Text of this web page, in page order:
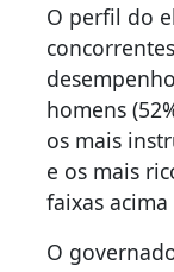
O perfil do
homens
os mais
e os mais
faixas
O